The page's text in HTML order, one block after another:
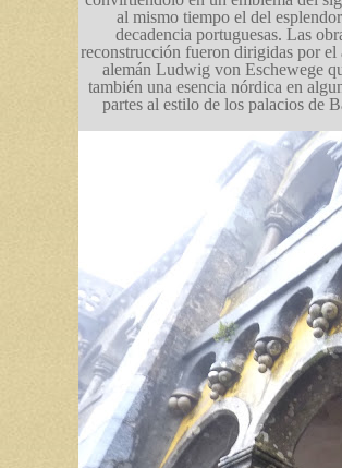
al mismo tiempo el del
decadencia portuguesas. Las
reconstrucción fueron dirigidas por el
alemán Ludwig von Eschewege
también una esencia nórdica en
partes al estilo de los palacios de